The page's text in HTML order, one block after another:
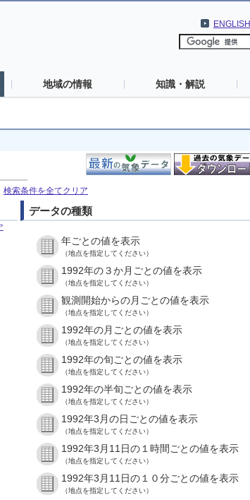
ENGLISH
地域の情報 知識・解説
検索条件を全てクリア
データの種類
年ごとの値を表示
（地点を指定してください）
1992年の３か月ごとの値を表示
（地点を指定してください）
観測開始からの月ごとの値を表示
（地点を指定してください）
1992年の月ごとの値を表示
（地点を指定してください）
1992年の旬ごとの値を表示
（地点を指定してください）
1992年の半旬ごとの値を表示
（地点を指定してください）
1992年3月の日ごとの値を表示
（地点を指定してください）
1992年3月11日の１時間ごとの値を表示
（地点を指定してください）
1992年3月11日の１０分ごとの値を表示
（地点を指定してください）